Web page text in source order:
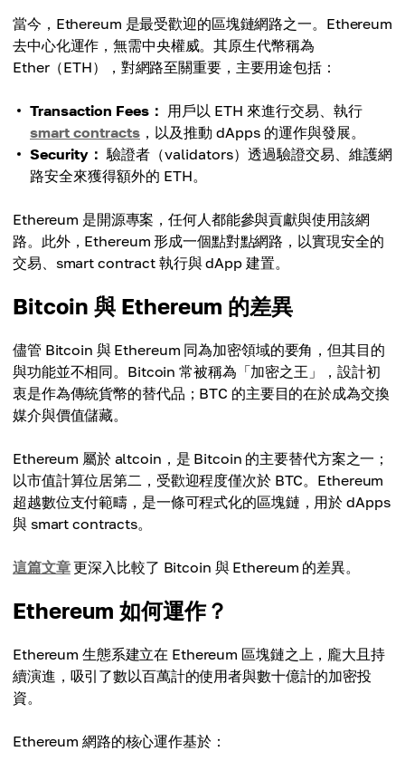
當今，Ethereum 是最受歡迎的區塊鏈網路之一。Ethereum
去中心化運作，無需中央權威。其原生代幣稱為
Ether（ETH），對網路至關重要，主要用途包括：
Transaction Fees： 用戶以 ETH 來進行交易、執行
smart contracts ，以及推動 dApps 的運作與發展。
Security： 驗證者（validators）透過驗證交易、維護網
路安全來獲得額外的 ETH。
Ethereum 是開源專案，任何人都能參與貢獻與使用該網
路。此外，Ethereum 形成一個點對點網路，以實現安全的
交易、smart contract 執行與 dApp 建置。
Bitcoin 與 Ethereum 的差異
儘管 Bitcoin 與 Ethereum 同為加密領域的要角，但其目的
與功能並不相同。Bitcoin 常被稱為「加密之王」，設計初
衷是作為傳統貨幣的替代品；BTC 的主要目的在於成為交換
媒介與價值儲藏。
Ethereum 屬於 altcoin，是 Bitcoin 的主要替代方案之一；
以市值計算位居第二，受歡迎程度僅次於 BTC。Ethereum
超越數位支付範疇，是一條可程式化的區塊鏈，用於 dApps
與 smart contracts。
這篇文章更深入比較了 Bitcoin 與 Ethereum 的差異。
Ethereum 如何運作？
Ethereum 生態系建立在 Ethereum 區塊鏈之上，龐大且持
續演進，吸引了數以百萬計的使用者與數十億計的加密投
資。
Ethereum 網路的核心運作基於：